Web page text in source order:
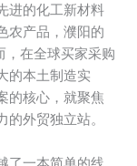
进的化工新材料
农产品，濮阳的
，在全球买家采购
的本土制造实
的核心，就聚焦
外贸独立站。